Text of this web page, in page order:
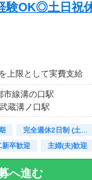
験OK◎土日祝
上限として実費支給
給1960円×実働7h×週
のではありません。
市線溝の口駅
蔵溝ノ口駅
完全週休2日制 (土…
新卒歓迎 主婦(夫)歓迎
へ進む